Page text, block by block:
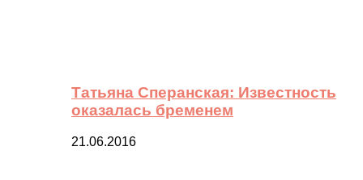
Татьяна Сперанская: Известность
оказалась бременем
21.06.2016